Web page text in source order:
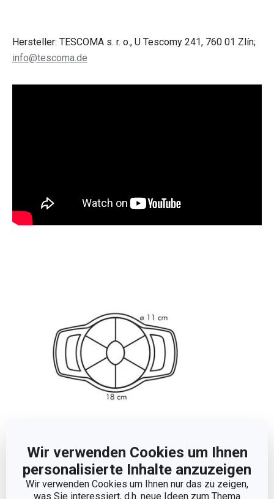
Wir verwenden Cookies um Ihnen
personalisierte Inhalte anzuzeigen
Wir verwenden Cookies um Ihnen nur das zu zeigen,
was Sie interessiert, d.h. neue Ideen zum Thema
Hersteller: TESCOMA s. r. o., U Tescomy 241, 760 01 Zlín;
info@tescoma.de
Abmessungen